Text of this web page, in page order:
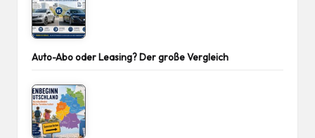
Auto-Abo oder Leasing? Der große Vergleich